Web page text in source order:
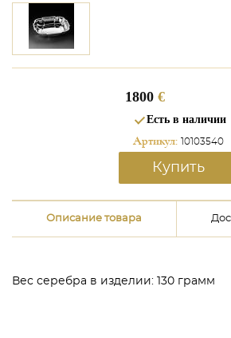
1800 €
Есть в наличии
Артикул: 10103540
Купить
Описание товара
Вес серебра в изделии: 130 грамм